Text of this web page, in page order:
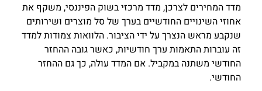
מדד המחירים לצרכן, מדד מרכזי בשוק הפיננסי, משקף את
אחוזי השינויים החודשיים בערך של סל מוצרים ושירותים
שנקבע מראש הנצרך על ידי הציבור. הלוואות צמודות למדד
זה עוברות התאמות ערך חודשיות, כאשר גובה ההחזר
החודשי משתנה במקביל. אם המדד עולה, כך גם ההחזר
החודשי.